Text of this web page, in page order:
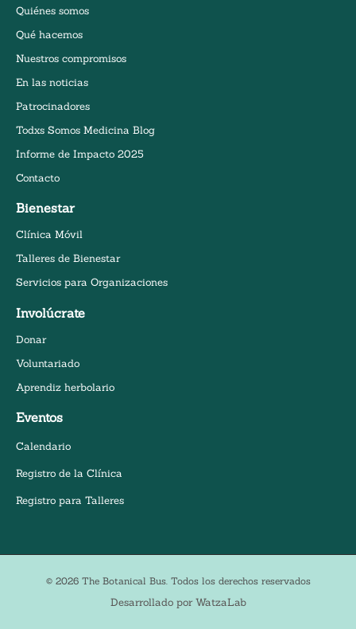
Quiénes somos
Qué hacemos
Nuestros compromisos
En las noticias
Patrocinadores
Todxs Somos Medicina Blog
Informe de Impacto 2025
Contacto
Bienestar
Clínica Móvil
Talleres de Bienestar
Servicios para Organizaciones
Involúcrate
Donar
Voluntariado
Aprendiz herbolario
Eventos
Calendario
Registro de la Clínica
Registro para Talleres
© 2026 The Botanical Bus. Todos los derechos reservados
Desarrollado por WatzaLab